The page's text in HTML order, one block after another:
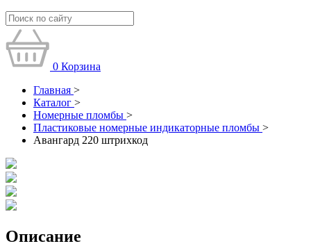
0 Корзина
Главная >
Каталог >
Номерные пломбы >
Пластиковые номерные индикаторные пломбы >
Авангард 220 штрихкод
Описание